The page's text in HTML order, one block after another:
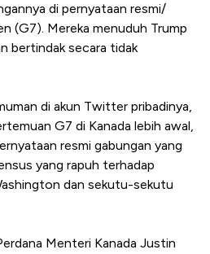
di pernyataan resmi/
(G7). Mereka menuduh Trump
bertindak secara tidak
di akun Twitter pribadinya,
G7 di Kanada lebih awal,
resmi gabungan yang
yang rapuh terhadap
dan sekutu-sekutu
Menteri Kanada Justin